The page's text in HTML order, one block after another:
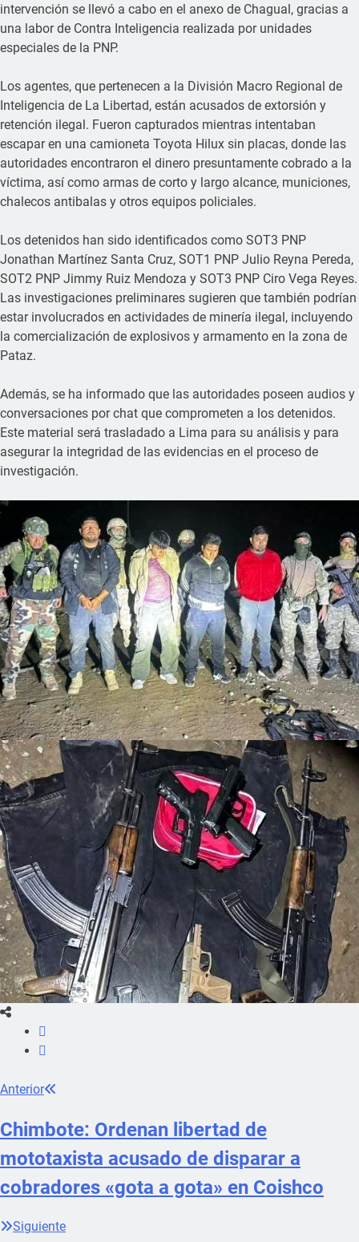
intervención se llevó a cabo en el anexo de Chagual, gracias a
una labor de Contra Inteligencia realizada por unidades
especiales de la PNP.
Los agentes, que pertenecen a la División Macro Regional de
Inteligencia de La Libertad, están acusados de extorsión y
retención ilegal. Fueron capturados mientras intentaban
escapar en una camioneta Toyota Hilux sin placas, donde las
autoridades encontraron el dinero presuntamente cobrado a la
víctima, así como armas de corto y largo alcance, municiones,
chalecos antibalas y otros equipos policiales.
Los detenidos han sido identificados como SOT3 PNP
Jonathan Martínez Santa Cruz, SOT1 PNP Julio Reyna Pereda,
SOT2 PNP Jimmy Ruiz Mendoza y SOT3 PNP Ciro Vega Reyes.
Las investigaciones preliminares sugieren que también podrían
estar involucrados en actividades de minería ilegal, incluyendo
la comercialización de explosivos y armamento en la zona de
Pataz.
Además, se ha informado que las autoridades poseen audios y
conversaciones por chat que comprometen a los detenidos.
Este material será trasladado a Lima para su análisis y para
asegurar la integridad de las evidencias en el proceso de
investigación.
Anterior
Chimbote: Ordenan libertad de
mototaxista acusado de disparar a
cobradores «gota a gota» en Coishco
Siguiente